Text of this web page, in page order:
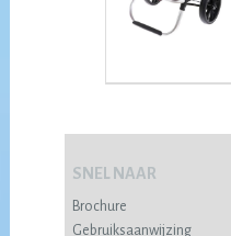
SNEL NAAR
Brochure
Gebruiksaanwijzing